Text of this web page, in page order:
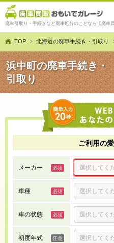
廃車引取り・手続きなど廃車処分のことなら【廃車
TOP 北海道の廃車手続き・引取り
浜中町の廃車手続き・
引取り
ご利用の
メーカー
車種
車の状態
初度年式